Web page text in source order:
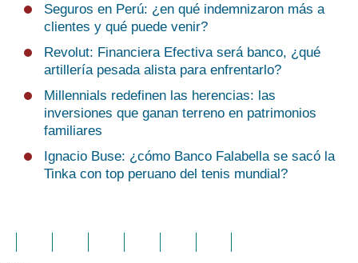
Seguros en Perú: ¿en qué indemnizaron más a
clientes y qué puede venir?
Revolut: Financiera Efectiva será banco, ¿qué
artillería pesada alista para enfrentarlo?
Millennials redefinen las herencias: las
inversiones que ganan terreno en patrimonios
familiares
Ignacio Buse: ¿cómo Banco Falabella se sacó la
Tinka con top peruano del tenis mundial?